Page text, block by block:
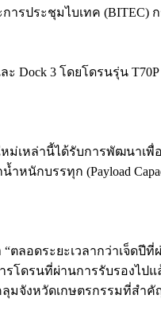
ารประชุมไบเทค (BITEC) ก
3 โดยโดรนรุ่น T70P
เหล่านี้ได้รับการพัฒนาเ
กบรรทุก (Payload
ตลอดระยะเวลากว่าเจ็ด
โดรนที่ผ่านการรับรองไ
มจังหวัดเกษตรกรรมที่ส